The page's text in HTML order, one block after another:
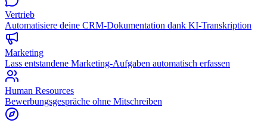
Vertrieb
Automatisiere deine CRM-Dokumentation dank KI-Transkription
Marketing
Lass entstandene Marketing-Aufgaben automatisch erfassen
Human Resources
Bewerbungsgespräche ohne Mitschreiben